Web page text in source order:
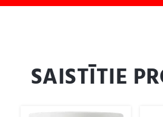
SAISTĪTIE